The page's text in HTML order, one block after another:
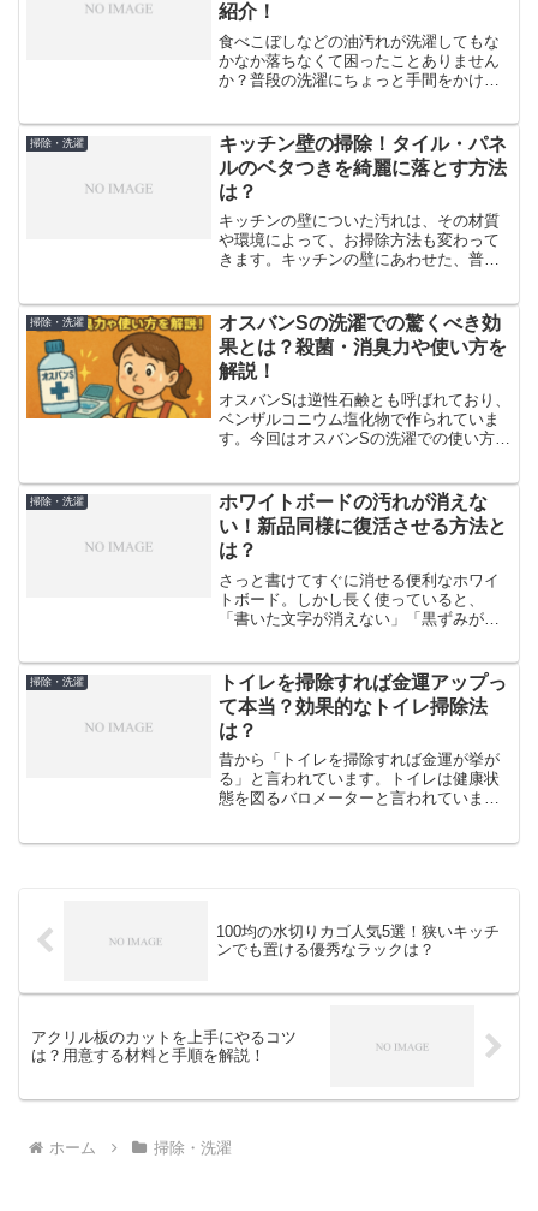
紹介！
食べこぼしなどの油汚れが洗濯してもな
かなか落ちなくて困ったことありません
か？普段の洗濯にちょっと手間をかける
で油汚れが落ちれば、とってもエコで便
利です。油汚れが落ちにく...
掃除・洗濯
キッチン壁の掃除！タイル・パネ
ルのベタつきを綺麗に落とす方法
は？
キッチンの壁についた汚れは、その材質
や環境によって、お掃除方法も変わって
きます。キッチンの壁にあわせた、普段
した。用途にあわせたおすすめ洗剤もご
紹介します。キッチン壁の...
掃除・洗濯
オスバンSの洗濯での驚くべき効
果とは？殺菌・消臭力や使い方を
解説！
オスバンSは逆性石鹸とも呼ばれており、
ベンザルコニウム塩化物で作られていま
す。今回はオスバンSの洗濯での使い方の
ついた汗のにおいを取るオスバンSは、洗
濯のときに重宝し...
掃除・洗濯
ホワイトボードの汚れが消えな
い！新品同様に復活させる方法と
は？
さっと書けてすぐに消せる便利なホワイ
トボード。しかし長く使っていると、
「書いた文字が消えない」「黒ずみが消
なたはちょっと待って！ホワイトボード
を自力できれいにする方法を...
掃除・洗濯
トイレを掃除すれば金運アップっ
て本当？効果的なトイレ掃除法
は？
昔から「トイレを掃除すれば金運が挙が
る」と言われています。トイレは健康状
態を図るバロメーターと言われています
100均の水切りカゴ人気5選！狭いキッチ
ンでも置ける優秀なラックは？
アクリル板のカットを上手にやるコツ
は？用意する材料と手順を解説！
ホーム 掃除・洗濯